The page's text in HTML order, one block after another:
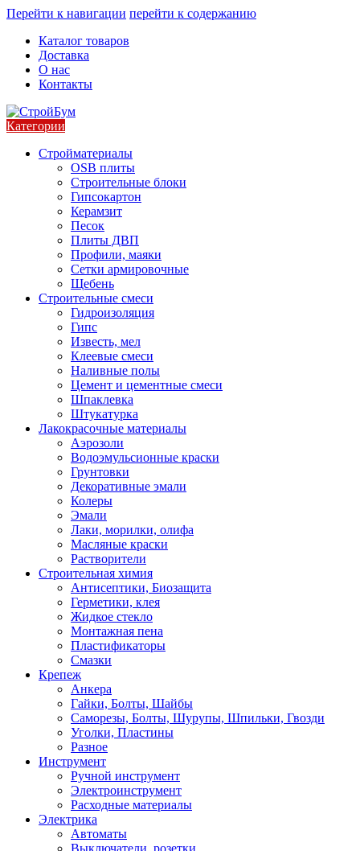
Перейти к навигации перейти к содержанию
Каталог товаров
Доставка
О нас
Контакты
Категории
Стройматериалы
OSB плиты
Строительные блоки
Гипсокартон
Керамзит
Песок
Плиты ДВП
Профили, маяки
Сетки армировочные
Щебень
Строительные смеси
Гидроизоляция
Гипс
Известь, мел
Клеевые смеси
Наливные полы
Цемент и цементные смеси
Шпаклевка
Штукатурка
Лакокрасочные материалы
Аэрозоли
Водоэмульсионные краски
Грунтовки
Декоративные эмали
Колеры
Эмали
Лаки, морилки, олифа
Масляные краски
Растворители
Строительная химия
Антисептики, Биозащита
Герметики, клея
Жидкое стекло
Монтажная пена
Пластификаторы
Смазки
Крепеж
Анкера
Гайки, Болты, Шайбы
Саморезы, Болты, Шурупы, Шпильки, Гвозди
Уголки, Пластины
Разное
Инструмент
Ручной инструмент
Электроинструмент
Расходные материалы
Электрика
Автоматы
Выключатели, розетки